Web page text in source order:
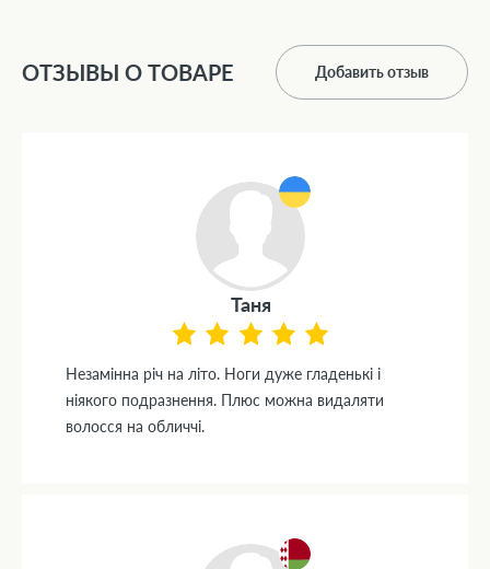
ОТЗЫВЫ О ТОВАРЕ Добавить отзыв
Таня
Незамінна річ на літо. Ноги дуже гладенькі і
ніякого подразнення. Плюс можна видаляти
волосся на обличчі.